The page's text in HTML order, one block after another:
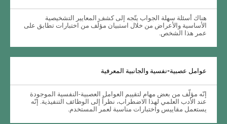
هناك أسئلة سهلة الجواب يتّجه إلى كشف المعايير التشخيصية
الأساسية والأعراض من خلال استبيان مؤلّف من اختبارات تطابق على
عمر هذا الشخص.
عوامل عصبية-نفسية والجانبية المعرفية
إنّه مؤلّف من بعض مهام لتقييم العوامل العصبية-النفسية الموجودة
عند الأدب العلمي لهذا الاضطراب، نظراً إلى الوظائف التنفيذية. إنّه
يستعمل مقاييس واختبارات مناسبة لعمر المستخدم.